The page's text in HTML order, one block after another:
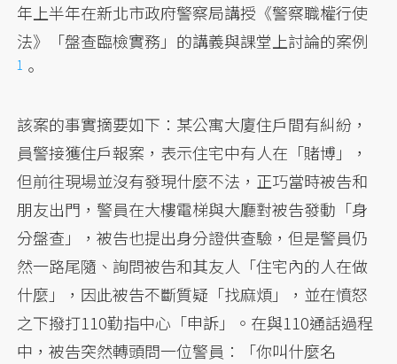
年上半年在新北市政府警察局講授《警察職權行使
法》「盤查臨檢實務」的講義與課堂上討論的案例
1 。
該案的事實摘要如下：某公寓大廈住戶間有糾紛，
員警接獲住戶報案，表示住宅中有人在「賭博」，
但前往現場並沒有發現什麼不法，正巧當時被告和
朋友出門，警員在大樓電梯與大廳對被告發動「身
分盤查」，被告也提出身分證供查驗，但是警員仍
然一路尾隨、詢問被告和其友人「住宅內的人在做
什麼」，因此被告不斷質疑「找麻煩」，並在憤怒
之下撥打110勤指中心「申訴」。在與110通話過程
中，被告突然轉頭問一位警員：「你叫什麼名